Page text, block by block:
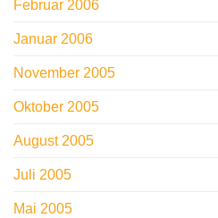
Februar 2006
Januar 2006
November 2005
Oktober 2005
August 2005
Juli 2005
Mai 2005